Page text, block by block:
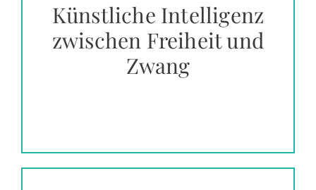
Künstliche Intelligenz
zwischen Freiheit und
Zwang